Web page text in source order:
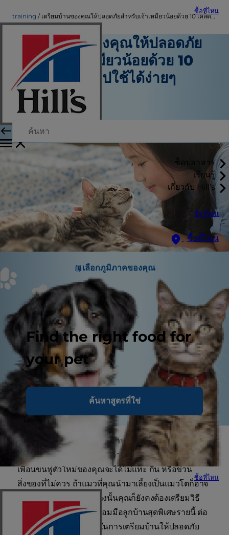
ซื้อที่ไหน
ช็อปอาหาร
เรียนรู้
เกี่ยวกับ Hill's
ซื้อที่ไหน
ซื้อที่ไหน
เลือกภูมิภาคของคุณ
Find the right food for
your pet
ค้นหาสูตรที่ใช่
ซื้อที่ไหน
training เตรียมบ้านของคุณให้ปลอดภัยสำหรับเจ้าเหมียวน้อยด้วย 10 เคล็ดลับที่นำไปใช้ได้ง่ายๆ
เตรียมบ้านของคุณให้ปลอดภัย
สำหรับเจ้าเหมียวน้อยด้วย 10
เคล็ดลับที่นำไปใช้ได้ง่ายๆ
การฝึกฝน
Erin Ollila
|
7 มิถุนายน 2016
จะนำแมวน้อยเข้ามาเลี้ยงที่บ้านใช่ไหม การเตรียมบ้าน
ของคุณให้ปลอดภัยสำหรับเจ้าเหมียวน้อยนั้นสำคัญมาก
เพื่อนขนฟูตัวใหม่ของคุณจะได้ไม่แทะ กิน หรือข่วน
สิ่งของที่ไม่ควร ถ้าแมวที่คุณนำมาเลี้ยงเป็นแมวโตก็อาจ
ซุกซนน้อยกว่า แต่ถึงอย่างนั้นคุณก็ยังคงต้องเตรียมวิธี
ป้องกันเฟอร์นิเจอร์จากเงื้อมมือลูกบ้านสุดพิเศษรายนี้ ต่อ
ไปนี้คือเคล็ดลับบางส่วนในการเตรียมบ้านให้ปลอดภัย